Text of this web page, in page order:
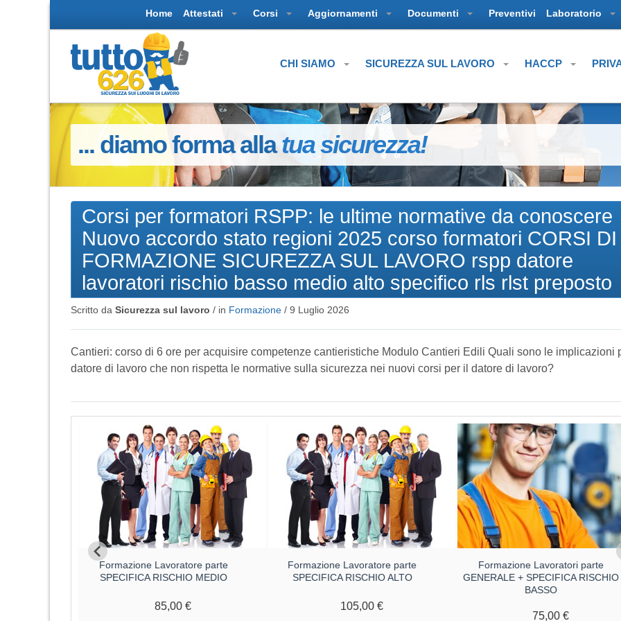
Home Attestati Corsi Aggiornamenti Documenti Preventivi Laboratorio
CHI SIAMO SICUREZZA SUL LAVORO HACCP
... diamo forma allatua sicurezza!
Corsi per formatori RSPP: le ultime normative da conoscere
Nuovo accordo stato regioni 2025 corso formatori CORSI DI
FORMAZIONE SICUREZZA SUL LAVORO rspp datore
lavoratori rischio basso medio alto specifico rls rlst preposto
Scritto da Sicurezza sul lavoro / in Formazione / 9 Luglio 2026
Cantieri: corso di 6 ore per acquisire competenze cantieristiche Modulo Cantieri Edili Quali sono le implicazioni
datore di lavoro che non rispetta le normative sulla sicurezza nei nuovi corsi per il datore di lavoro?
Formazione Lavoratore parte
SPECIFICA RISCHIO MEDIO
85,00 €
Formazione Lavoratore parte
SPECIFICA RISCHIO ALTO
105,00 €
Formazione Lavoratori parte
GENERALE + SPECIFICA RISCHIO
BASSO
75,00 €